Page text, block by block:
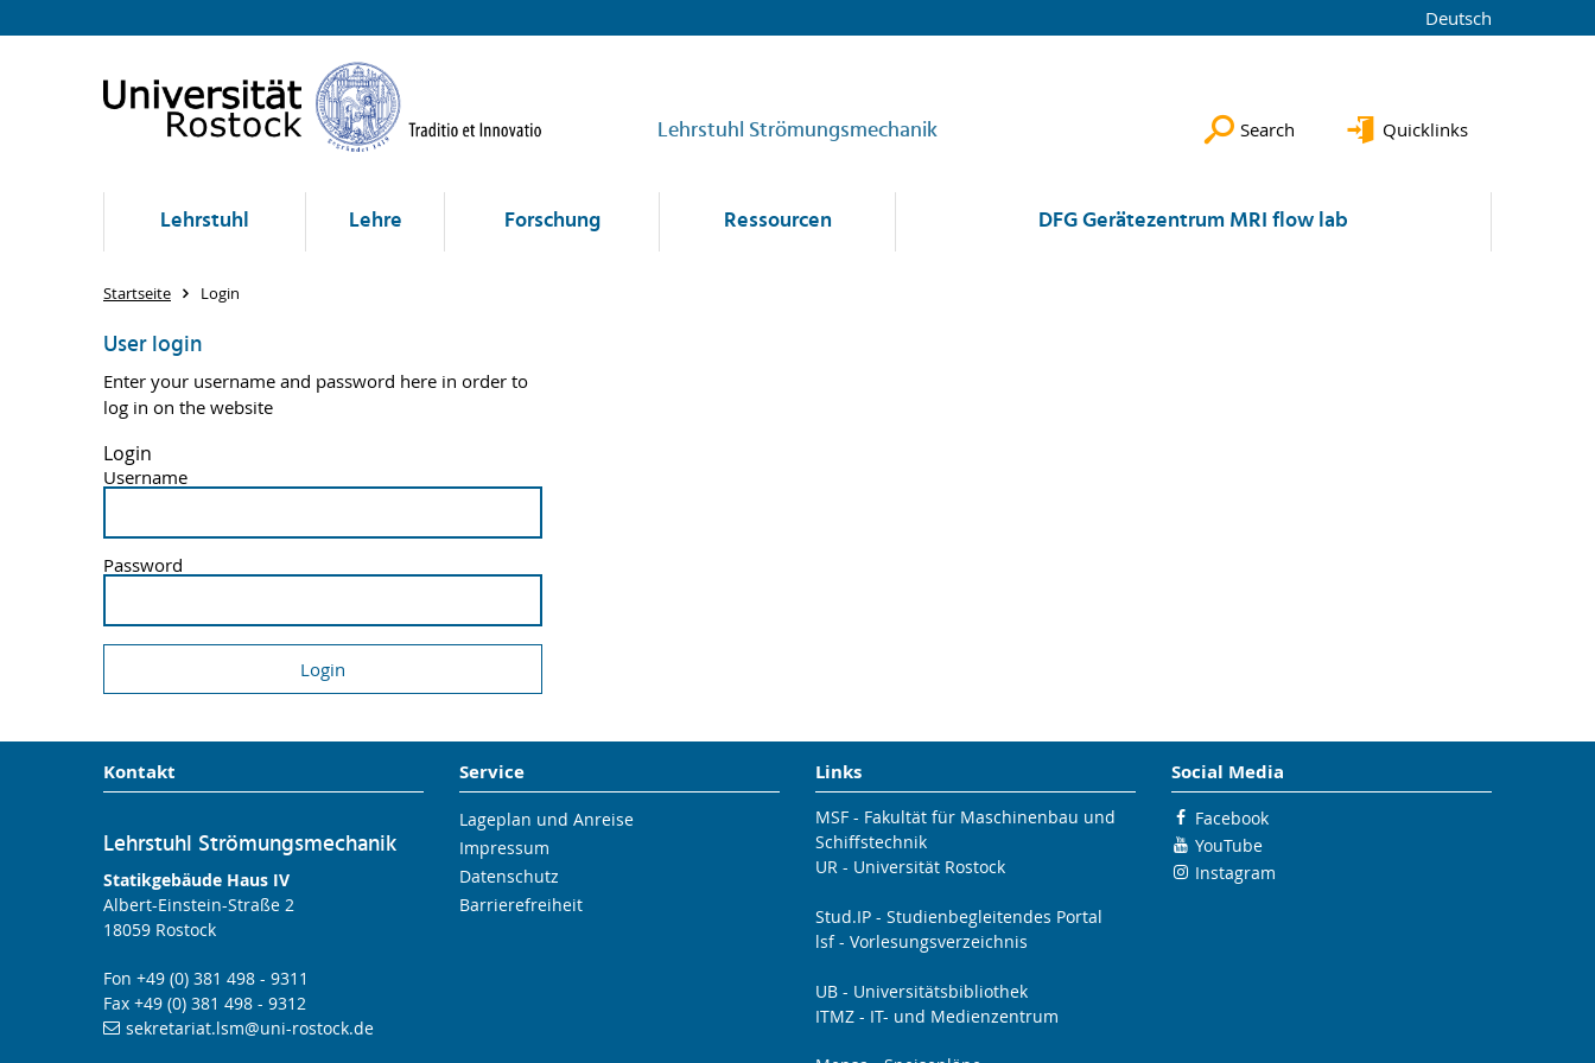
Deutsch
Lehrstuhl Strömungsmechanik Search Quicklinks
Lehrstuhl Lehre Forschung Ressourcen DFG Gerätezentrum MRI flow lab
Startseite Login
User login
Enter your username and password here in order to
log in on the website
Login
Username
Password
Kontakt
Lehrstuhl Strömungsmechanik
Statikgebäude Haus IV
Albert-Einstein-Straße 2
18059 Rostock
Fon +49 (0) 381 498 - 9311
Fax +49 (0) 381 498 - 9312
sekretariat.lsm@uni-rostock.de
Service
Lageplan und Anreise
Impressum
Datenschutz
Barrierefreiheit
Links
MSF - Fakultät für Maschinenbau und
Schiffstechnik
UR - Universität Rostock
Stud.IP - Studienbegleitendes Portal
lsf - Vorlesungsverzeichnis
UB - Universitätsbibliothek
ITMZ - IT- und Medienzentrum
Social Media
Facebook
YouTube
Instagram